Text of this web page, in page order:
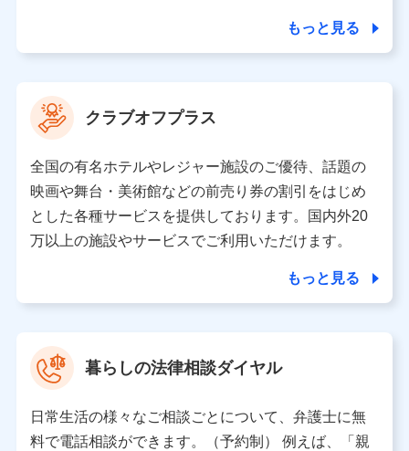
上記に係る案内・手続き・管理等付帯業務を行うため
【当該個人データの管理について責任を有する者の名称・住
所・代表者名】
当該個人データを取り扱う各共同利用者（詳細は次のとお
り）
東京都千代田区永田町2丁目11番1号 山王パークタワー
株式会社NTTドコモ 代表取締役社長 前田 義晃
東京都中央区日本橋人形町2-14-10 アーバンネット日本橋
ビル 3F
※ 当社および株式会社NTTドコモは、お客さまの情報を利
データ憲章」に定める行動原則を順守します 。
※ パーソナルデータダッシュボードの「第三者提供の管
もっと見る
クラブオフプラス
全国の有名ホテルやレジャー施設のご優待、話題の
映画や舞台・美術館などの前売り券の割引をはじめ
とした各種サービスを提供しております。国内外20
万以上の施設やサービスでご利用いただけます。
もっと見る
暮らしの法律相談ダイヤル
日常生活の様々なご相談ごとについて、弁護士に無
料で電話相談ができます。（予約制） 例えば、「親